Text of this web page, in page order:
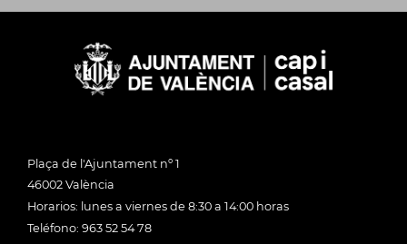
Plaça de l'Ajuntament nº 1
46002 València
Horarios: lunes a viernes de 8:30 a 14:00 horas
Teléfono: 963 52 54 78